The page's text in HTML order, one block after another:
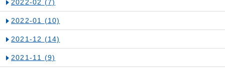
2022-02 (7)
2022-01 (10)
2021-12 (14)
2021-11 (9)